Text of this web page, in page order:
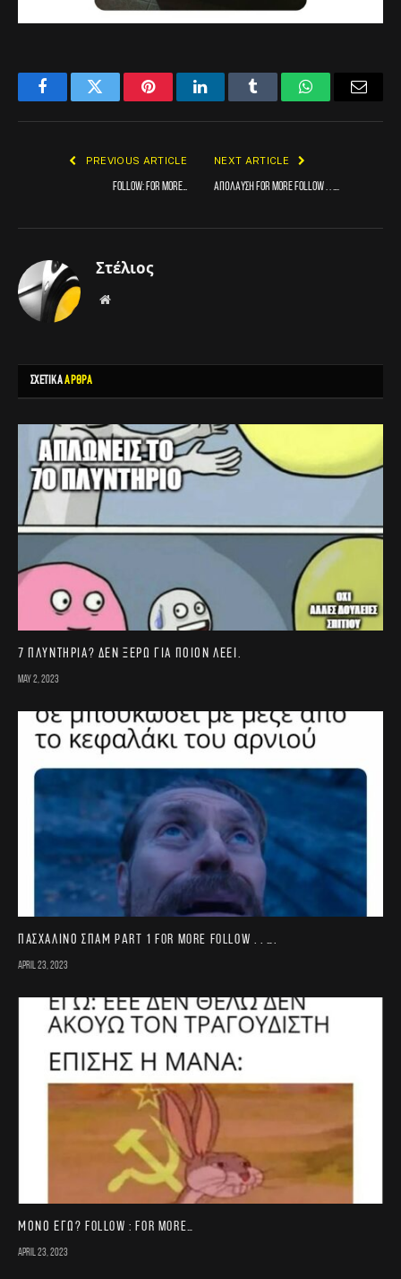
FacebookTwitter PinterestLinkedInTumblr WhatsApp
PREVIOUS ARTICLE
FOLLOW: for more…
NEXT ARTICLE
Απόλαυση For more follow . . ….
Στέλιος
Website
ΣΧΕΤΙΚΑΑΡΘΡΑ
7 πλυντήρια? Δεν ξέρω για ποιον λέει.
May 2, 2023
Πασχαλινό σπαμ part 1 For more follow . . ….
April 23, 2023
Μονο εγω? FOLLOW : for more…
April 23, 2023